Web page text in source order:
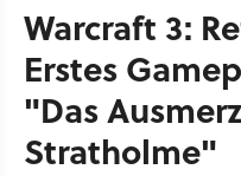
Warcraft 3:
Erstes
"Das
Stratholme"